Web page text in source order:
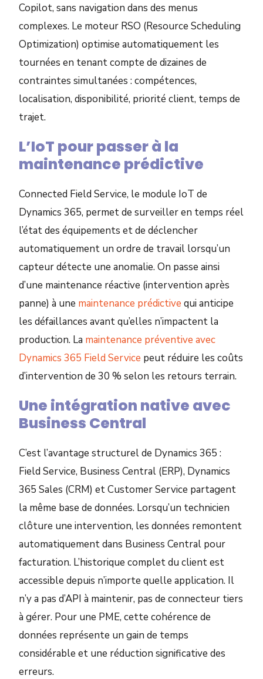
Copilot, sans navigation dans des menus
complexes. Le moteur RSO (Resource Scheduling
Optimization) optimise automatiquement les
tournées en tenant compte de dizaines de
contraintes simultanées : compétences,
localisation, disponibilité, priorité client, temps de
trajet.
L’IoT pour passer à la
maintenance prédictive
Connected Field Service, le module IoT de
Dynamics 365, permet de surveiller en temps réel
l’état des équipements et de déclencher
automatiquement un ordre de travail lorsqu’un
capteur détecte une anomalie. On passe ainsi
d’une maintenance réactive (intervention après
panne) à une maintenance prédictive qui anticipe
les défaillances avant qu’elles n’impactent la
production. La maintenance préventive avec
Dynamics 365 Field Service peut réduire les coûts
d’intervention de 30 % selon les retours terrain.
Une intégration native avec
Business Central
C’est l’avantage structurel de Dynamics 365 :
Field Service, Business Central (ERP), Dynamics
365 Sales (CRM) et Customer Service partagent
la même base de données. Lorsqu’un technicien
clôture une intervention, les données remontent
automatiquement dans Business Central pour
facturation. L’historique complet du client est
accessible depuis n’importe quelle application. Il
n’y a pas d’API à maintenir, pas de connecteur tiers
à gérer. Pour une PME, cette cohérence de
données représente un gain de temps
considérable et une réduction significative des
erreurs.